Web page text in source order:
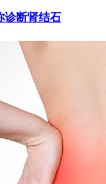
诊断肾结石